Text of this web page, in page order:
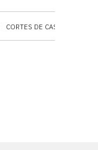
CORTES DE CASTILLA Y LEÓN